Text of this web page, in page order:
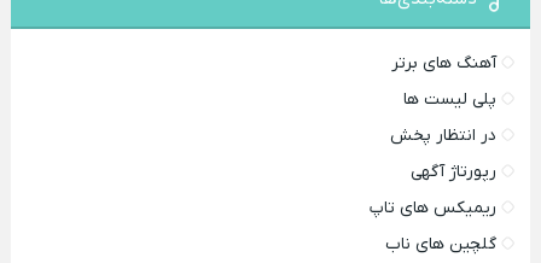
آهنگ های برتر
پلی لیست ها
در انتظار پخش
رپورتاژ آگهی
ریمیکس های تاپ
گلچین های ناب